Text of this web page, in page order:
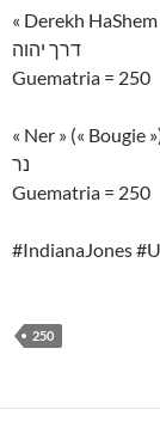
« Derekh
דרך יהוה
Guematria = 250
« Ner » (« Bougie
נר
Guematria = 250
#IndianaJones
250